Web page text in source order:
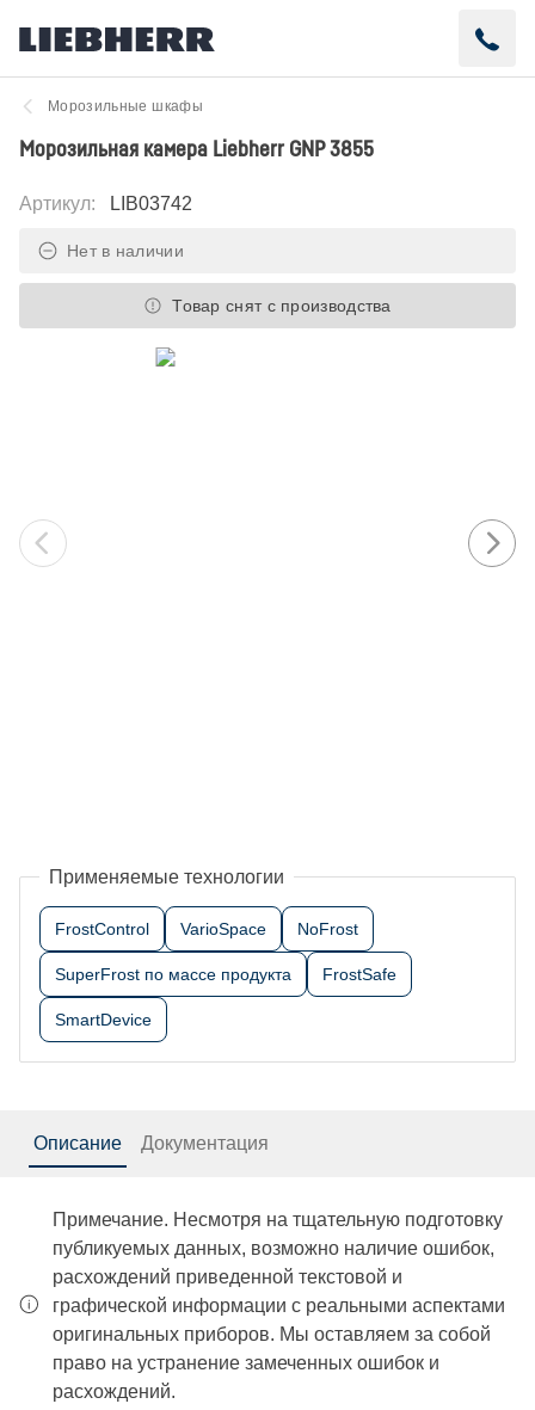
Морозильные шкафы
Морозильная камера Liebherr GNP 3855
Артикул: LIB03742
Нет в наличии
Товар снят с производства
Применяемые технологии
FrostControl VarioSpace NoFrost
SuperFrost по массе продукта FrostSafe
SmartDevice
Описание Документация
Примечание. Несмотря на тщательную подготовку
публикуемых данных, возможно наличие ошибок,
расхождений приведенной текстовой и
графической информации с реальными аспектами
оригинальных приборов. Мы оставляем за собой
право на устранение замеченных ошибок и
расхождений.